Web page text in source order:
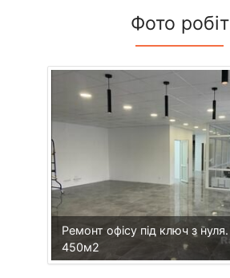
Фото робіт
Ремонт офісу під ключ з нуля.
450м2